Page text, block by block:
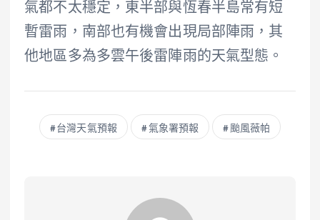
氣都不太穩定，東半部與恆春半島常有短
暫雷雨，南部也有機會出現局部陣雨，其
他地區多為多雲午後雷陣雨的天氣型態。
台灣天氣預報 氣象署預報 颱風薇帕